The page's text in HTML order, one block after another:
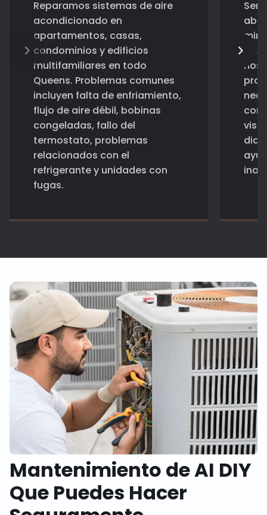
Reparamos sistemas de aire
acondicionado en
apartamentos, casas,
condominios y edificios
multifamiliares en todo
Queens. Problemas comunes
incluyen falta de enfriamiento,
flujo de aire débil, bobinas
congeladas, fallo del
termostato, problemas
relacionados con el
refrigerante y unidades con
fugas.
Mantenimiento de AI DIY
Que Puedes Hacer